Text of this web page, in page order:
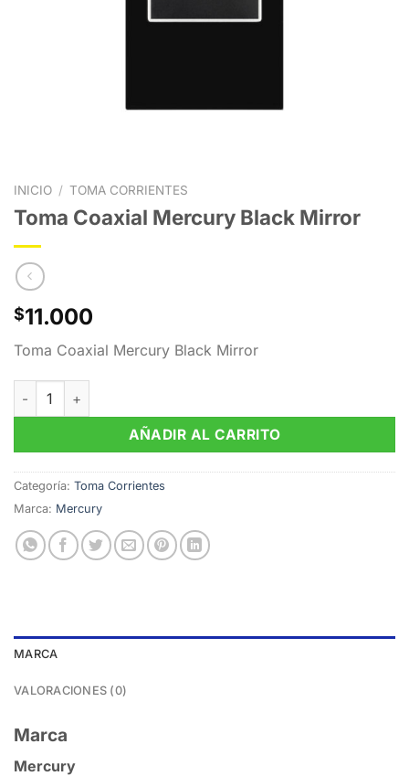
INICIO / TOMA CORRIENTES
Toma Coaxial Mercury Black Mirror
$11.000
Toma Coaxial Mercury Black Mirror
Toma Coaxial Mercury Black Mirror cantidad
AÑADIR AL CARRITO
Categoría: Toma Corrientes
Marca: Mercury
MARCA
VALORACIONES (0)
Marca
Mercury